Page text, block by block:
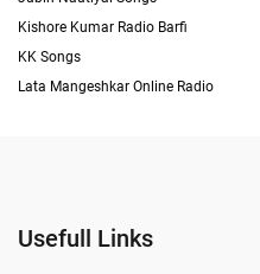
Kishore Kumar Radio Barfi
KK Songs
Lata Mangeshkar Online Radio
Usefull Links